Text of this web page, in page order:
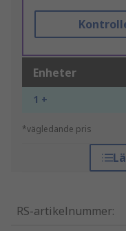
Enheter
1 +
*vägledande pris
RS-artikelnummer: